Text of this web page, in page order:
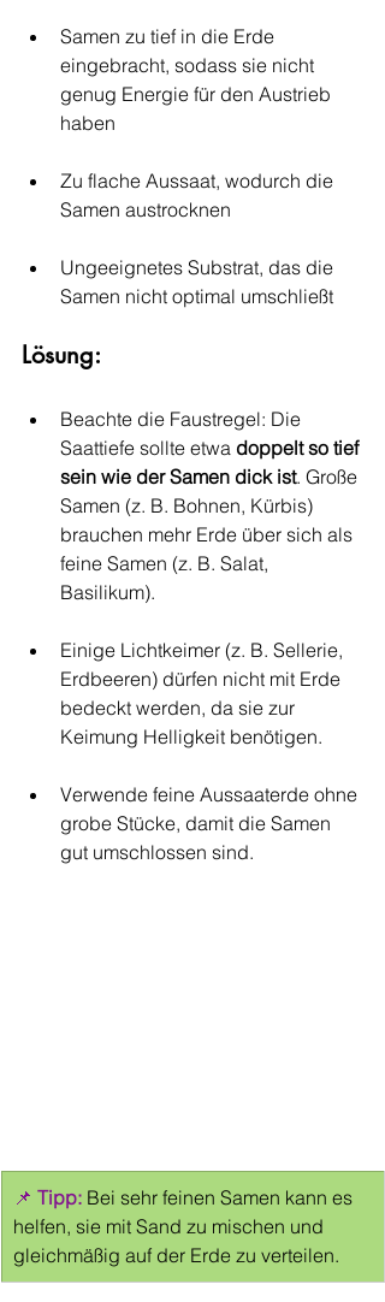
Samen zu tief in die Erde
eingebracht, sodass sie nicht
genug Energie für den Austrieb
haben
Zu flache Aussaat, wodurch die
Samen austrocknen
Ungeeignetes Substrat, das die
Samen nicht optimal umschließt
Lösung:
Beachte die Faustregel: Die
Saattiefe sollte etwa doppelt so tief
sein wie der Samen dick ist. Große
Samen (z. B. Bohnen, Kürbis)
brauchen mehr Erde über sich als
feine Samen (z. B. Salat,
Basilikum).
Einige Lichtkeimer (z. B. Sellerie,
Erdbeeren) dürfen nicht mit Erde
bedeckt werden, da sie zur
Keimung Helligkeit benötigen.
Verwende feine Aussaaterde ohne
grobe Stücke, damit die Samen
gut umschlossen sind.
📌 Tipp: Bei sehr feinen Samen kann es
helfen, sie mit Sand zu mischen und
gleichmäßig auf der Erde zu verteilen.